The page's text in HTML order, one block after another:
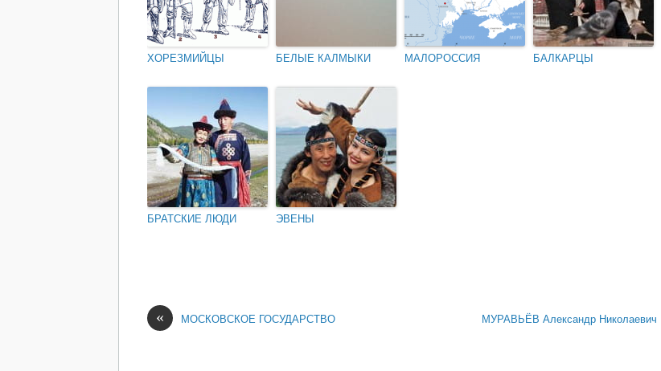
ХОРЕЗМИЙЦЫ БЕЛЫЕ КАЛМЫКИ МАЛОРОССИЯ БАЛКАРЦЫ
БРАТСКИЕ ЛЮДИ ЭВЕНЫ
« МОСКОВСКОЕ ГОСУДАРСТВО МУРАВЬЁВ Александр Николаевич